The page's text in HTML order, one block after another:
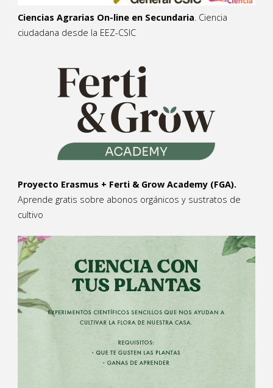
Ciencias Agrarias On-line en Secundaria. Ciencia
ciudadana desde la EEZ-CSIC
Proyecto Erasmus + Ferti & Grow Academy (FGA).
Aprende gratis sobre abonos orgánicos y sustratos de
cultivo